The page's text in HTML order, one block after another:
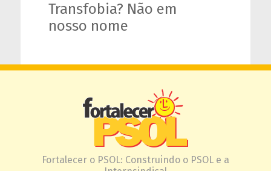
Transfobia? Não em
nosso nome
Fortalecer o PSOL: Construindo o PSOL e a